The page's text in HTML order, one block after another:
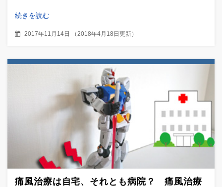
続きを読む
2017年11月14日 （ 2018年4月18日更新）
痛風治療は自宅、それとも病院？ 痛風治療